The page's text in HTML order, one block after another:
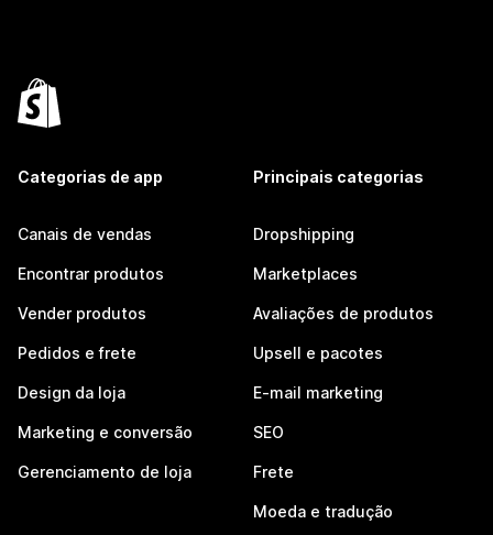
Categorias de app
Canais de vendas
Encontrar produtos
Vender produtos
Pedidos e frete
Design da loja
Marketing e conversão
Gerenciamento de loja
Principais categorias
Dropshipping
Marketplaces
Avaliações de produtos
Upsell e pacotes
E-mail marketing
SEO
Frete
Moeda e tradução